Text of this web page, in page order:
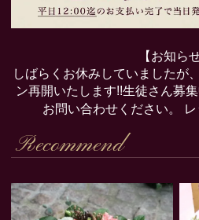
【お知らせ
しばらくお休みしていましたが
ン再開いたします!!生徒さん募
お問い合わせください。
Recommend